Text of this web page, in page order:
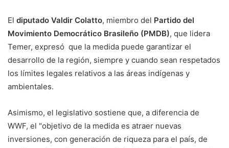
El diputado Valdir Colatto, miembro del Partido del
Movimiento Democrático Brasileño (PMDB), que lidera
Temer, expresó que la medida puede garantizar el
desarrollo de la región, siempre y cuando sean respetados
los límites legales relativos a las áreas indígenas y
ambientales.
Asimismo, el legislativo sostiene que, a diferencia de
WWF, el "objetivo de la medida es atraer nuevas
inversiones, con generación de riqueza para el país, de